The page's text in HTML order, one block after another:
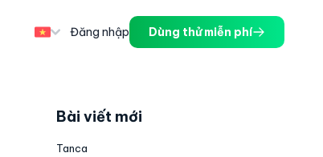
Đăng nhập Dùng thử miễn phí
Bài viết mới
Tanca